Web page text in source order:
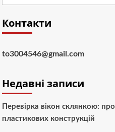
Контакти
to3004546@gmail.com
Недавні записи
Перевірка вікон склянкою:
пластикових конструкцій